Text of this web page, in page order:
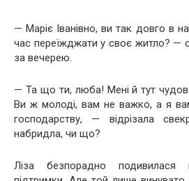
— Маріє Іванівно, ви так довго в
час переїжджати у своє житло? —
за вечерею.
— Та що ти, люба! Мені й тут
Ви ж молоді, вам не важко, а я
господарству, — відрізала
набридла, чи що?
Ліза безпорадно